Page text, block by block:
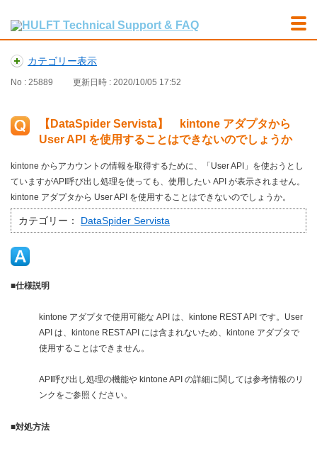
カテゴリー表示
No : 25889 更新日時 : 2020/10/05 17:52
【DataSpider Servista】 kintone アダプタから
User API を使用することはできないのでしょうか
kintone からアカウントの情報を取得するために、「User API」を使おうとし
ていますがAPI呼び出し処理を使っても、使用したい API が表示されません。
kintone アダプタから User API を使用することはできないのでしょうか。
カテゴリー： DataSpider Servista
■仕様説明
kintone アダプタで使用可能な API は、kintone REST API です。User
API は、kintone REST API には含まれないため、kintone アダプタで
使用することはできません。
API呼び出し処理の機能や kintone API の詳細に関しては参考情報のリ
ンクをご参照ください。
■対処方法